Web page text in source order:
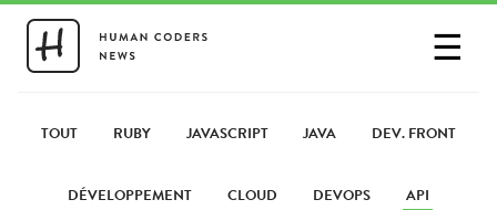
☰
PARTAGER UN LIEN
TOUT RUBY JAVASCRIPT JAVA DEV. FRONT
DÉVELOPPEMENT CLOUD DEVOPS API